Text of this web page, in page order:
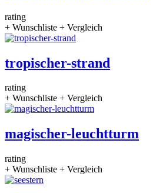
rating
+ Wunschliste + Vergleich
tropischer-strand
rating
+ Wunschliste + Vergleich
magischer-leuchtturm
rating
+ Wunschliste + Vergleich